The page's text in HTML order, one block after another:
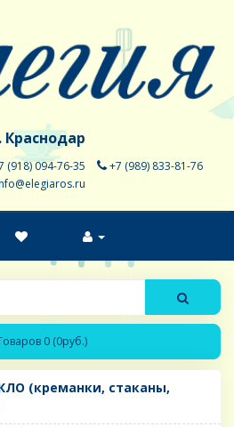
Краснодар
(918) 094-76-35
+7 (989) 833-81-76
0 (0руб.)
(креманки, стаканы,